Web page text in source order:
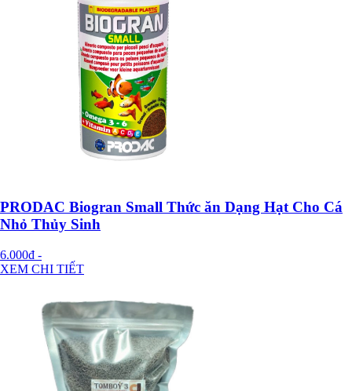
PRODAC Biogran Small Thức ăn Dạng Hạt Cho Cá
Nhỏ Thủy Sinh
6.000đ -
XEM CHI TIẾT